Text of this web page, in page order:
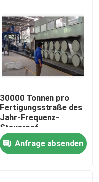
30000 Tonnen pro
Fertigungsstraße des
Jahr-Frequenz-
Steuerpsf
Anfrage absenden